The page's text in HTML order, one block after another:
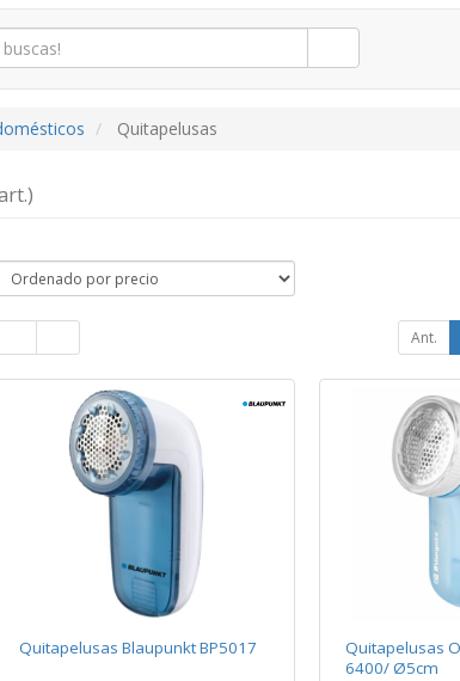
Quitapelusas
Ant.
Quitapelusas Blaupunkt BP5017
Quitapelusas
6400/ Ø5cm